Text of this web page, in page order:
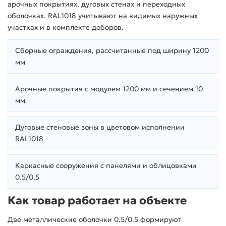
арочных покрытиях, дуговых стенах и переходных
оболочках. RAL1018 учитывают на видимых наружных
участках и в комплекте доборов.
Сборные ограждения, рассчитанные под ширину 1200
мм
Арочные покрытия с модулем 1200 мм и сечением 10
мм
Дуговые стеновые зоны в цветовом исполнении
RAL1018
Каркасные сооружения с панелями и облицовками
0.5/0.5
Как товар работает на объекте
Две металлические оболочки 0.5/0.5 формируют